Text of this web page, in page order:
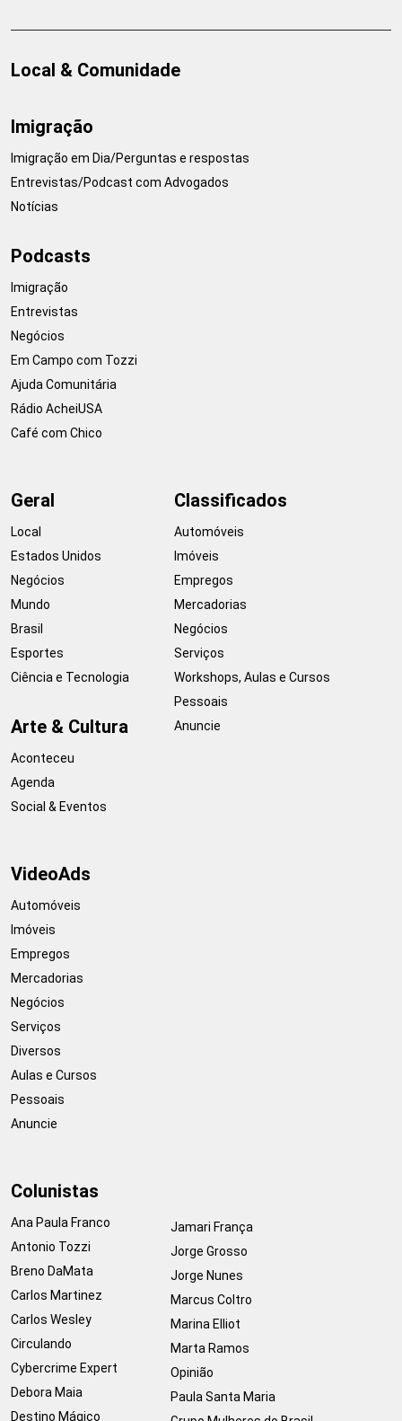
Local & Comunidade
Imigração
Imigração em Dia/Perguntas e respostas
Entrevistas/Podcast com Advogados
Notícias
Podcasts
Imigração
Entrevistas
Negócios
Em Campo com Tozzi
Ajuda Comunitária
Rádio AcheiUSA
Café com Chico
Geral
Local
Estados Unidos
Negócios
Mundo
Brasil
Esportes
Ciência e Tecnologia
Arte & Cultura
Aconteceu
Agenda
Social & Eventos
Classificados
Automóveis
Imóveis
Empregos
Mercadorias
Negócios
Serviços
Workshops, Aulas e Cursos
Pessoais
Anuncie
VideoAds
Automóveis
Imóveis
Empregos
Mercadorias
Negócios
Serviços
Diversos
Aulas e Cursos
Pessoais
Anuncie
Colunistas
Ana Paula Franco
Antonio Tozzi
Breno DaMata
Carlos Martinez
Carlos Wesley
Circulando
Cybercrime Expert
Debora Maia
Destino Mágico
Jamari França
Jorge Grosso
Jorge Nunes
Marcus Coltro
Marina Elliot
Marta Ramos
Opinião
Paula Santa Maria